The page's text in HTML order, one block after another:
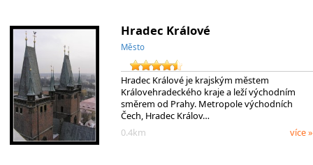
Hradec Králové
Město
Hradec Králové je krajským městem
Královehradeckého kraje a leží východním
směrem od Prahy. Metropole východních
Čech, Hradec Králov…
0.4km
více »